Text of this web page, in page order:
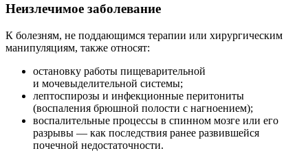
Неизлечимое заболевание
К болезням, не поддающимся терапии или хирургическим
манипуляциям, также относят:
остановку работы пищеварительной
и мочевыделительной системы;
лептоспирозы и инфекционные перитониты
(воспаления брюшной полости с нагноением);
воспалительные процессы в спинном мозге или его
разрывы — как последствия ранее развившейся
почечной недостаточности.